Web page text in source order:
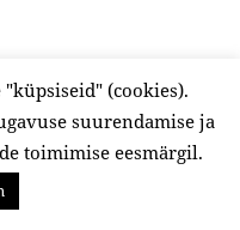
(cookies).
suurendamise ja
toimimise eesmärgil.